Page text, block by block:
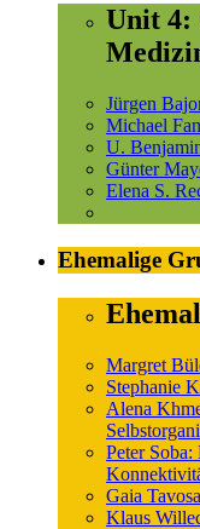
Unit 4:
Jürgen
Michael
U.
Günter
Elena S.
Ehemalige
Margret
Stephanie
Alena
Peter
Gaia
Klaus